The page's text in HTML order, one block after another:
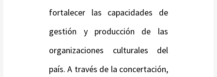
fortalecer las capacidades de
gestión y producción de las
organizaciones culturales del
país. A través de la concertación,